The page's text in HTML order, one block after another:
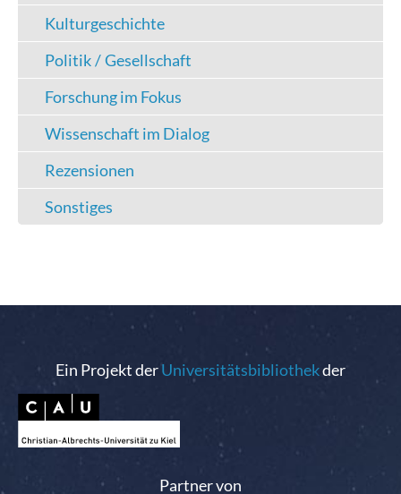
Kulturgeschichte
Politik / Gesellschaft
Forschung im Fokus
Wissenschaft im Dialog
Rezensionen
Sonstiges
Ein Projekt derUniversitätsbibliothekder
Partner von